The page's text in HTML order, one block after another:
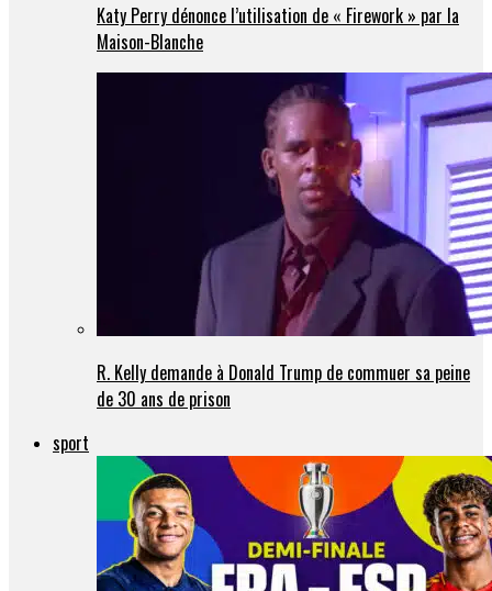
Katy Perry dénonce l’utilisation de « Firework » par la
Maison-Blanche
R. Kelly demande à Donald Trump de commuer sa peine
de 30 ans de prison
sport